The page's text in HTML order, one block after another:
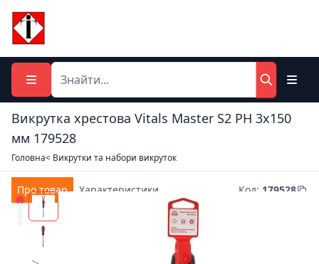
Викрутка хрестова Vitals Master S2 PH 3х150
мм 179528
Головна< Викрутки та набори викруток
Про товар Характеристики Код: 179528